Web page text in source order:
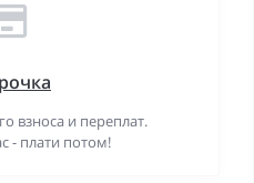
взноса и переплат.
- плати потом!